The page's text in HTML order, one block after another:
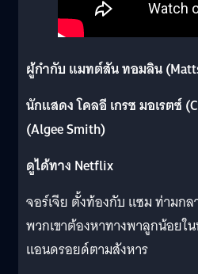
ผู้กำกับ แมทต์สัน ทอมลิน
นักแสดง โคลอี เกรซ มอเรตซ์
(Algee Smith)
ดูได้ทาง Netflix
จอร์เจีย ตั้งท้องกับ แซม ท่ามก
พวกเขาต้องหาทางพาลูกน้อย
แอนดรอยด์ตามสังหาร